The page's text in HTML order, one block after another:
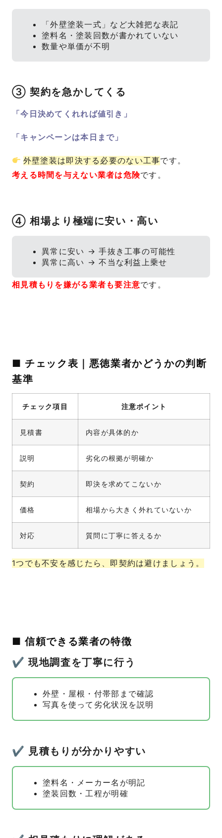
「外壁塗装一式」など大雑把な表記
塗料名・塗装回数が書かれていない
数量や単価が不明
③ 契約を急かしてくる
「今日決めてくれれば値引き」
「キャンペーンは本日まで」
外壁塗装は即決する必要のない工事です。
考える時間を与えない業者は危険です。
④ 相場より極端に安い・高い
異常に安い → 手抜き工事の可能性
異常に高い → 不当な利益上乗せ
相見積もりを嫌がる業者も要注意です。
■ チェック表｜悪徳業者かどうかの判断
基準
チェック項目 注意ポイント
見積書 内容が具体的か
説明 劣化の根拠が明確か
契約 即決を求めてこないか
価格 相場から大きく外れていないか
対応 質問に丁寧に答えるか
1つでも不安を感じたら、即契約は避けましょう。
■ 信頼できる業者の特徴
✔ 現地調査を丁寧に行う
外壁・屋根・付帯部まで確認
写真を使って劣化状況を説明
✔ 見積もりが分かりやすい
塗料名・メーカー名が明記
塗装回数・工程が明確